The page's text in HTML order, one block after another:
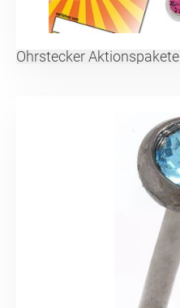
Ohrstecker Aktionspakete